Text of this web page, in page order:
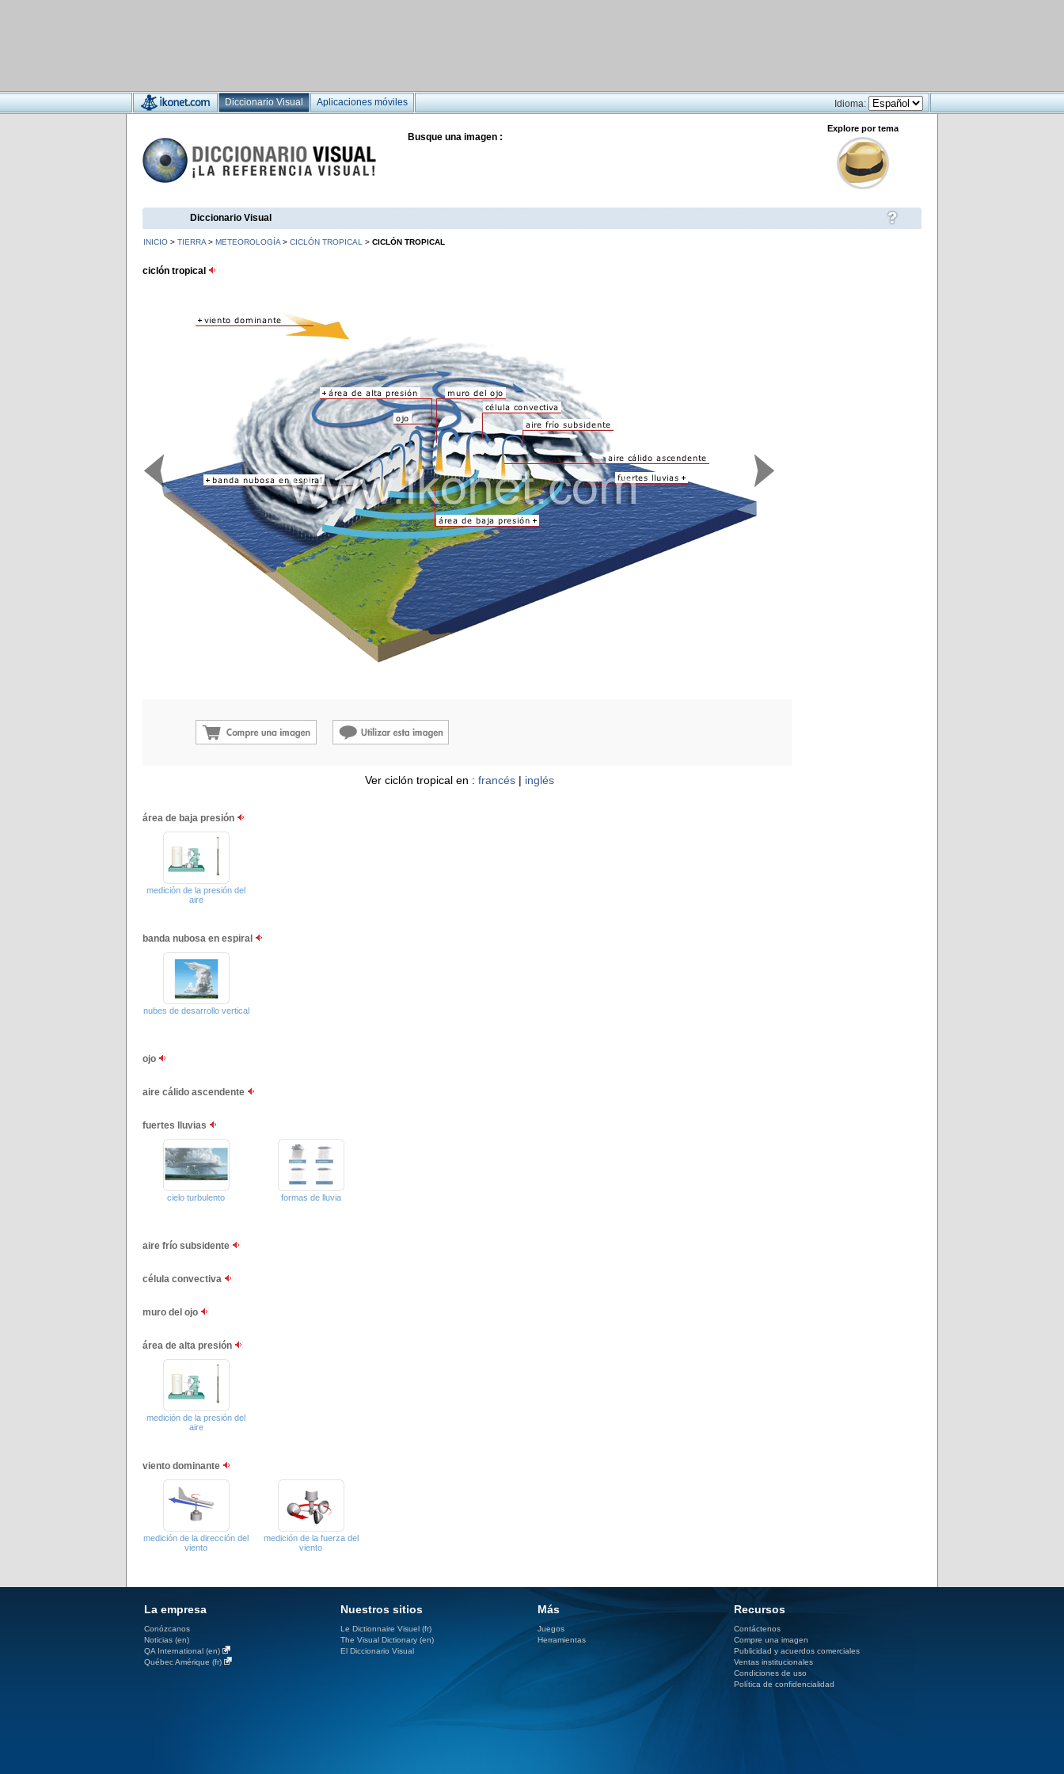
Diccionario Visual Aplicaciones móviles Idioma:
Busque una imagen :
Explore por tema
Diccionario Visual
INICIO > TIERRA > METEOROLOGÍA > CICLÓN TROPICAL > CICLÓN TROPICAL
ciclón tropical
Ver ciclón tropical en : francés| inglés
área de baja presión
medición de la presión del
aire
banda nubosa en espiral
nubes de desarrollo vertical
ojo
aire cálido ascendente
fuertes lluvias
cielo turbulento formas de lluvia
aire frío subsidente
célula convectiva
muro del ojo
área de alta presión
medición de la presión del
aire
viento dominante
medición de la dirección del
viento
medición de la fuerza del
viento
La empresa
Conózcanos
Noticias (en)
QA International (en)
Québec Amérique (fr)
Nuestros sitios
Le Dictionnaire Visuel (fr)
The Visual Dictionary (en)
El Diccionario Visual
Más
Juegos
Herramientas
Recursos
Contáctenos
Compre una imagen
Publicidad y acuerdos comerciales
Ventas institucionales
Condiciones de uso
Política de confidencialidad